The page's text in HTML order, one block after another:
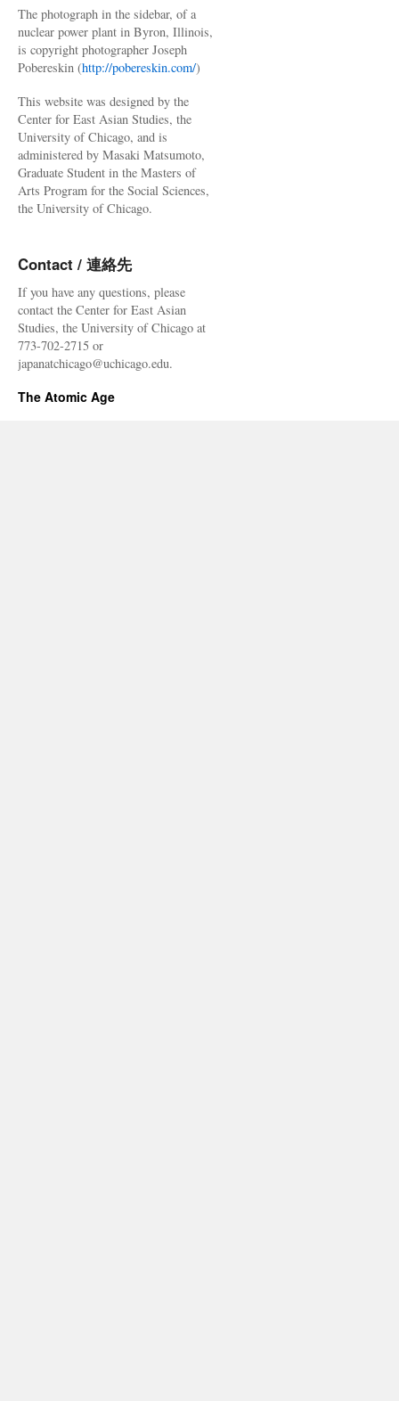
The photograph in the sidebar, of a
nuclear power plant in Byron, Illinois,
is copyright photographer Joseph
Pobereskin (http://pobereskin.com/)
This website was designed by the
Center for East Asian Studies, the
University of Chicago, and is
administered by Masaki Matsumoto,
Graduate Student in the Masters of
Arts Program for the Social Sciences,
the University of Chicago.
Contact / 連絡先
If you have any questions, please
contact the Center for East Asian
Studies, the University of Chicago at
773-702-2715 or
japanatchicago@uchicago.edu.
The Atomic Age